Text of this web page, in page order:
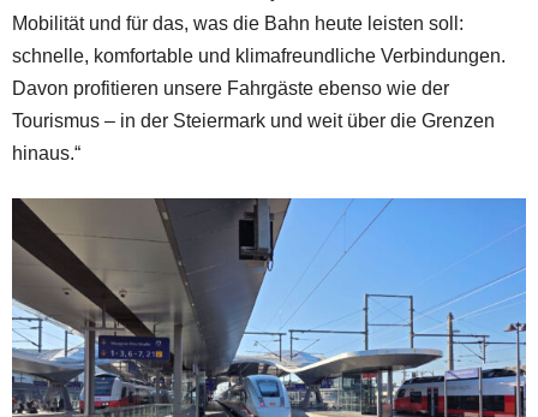
Mobilität und für das, was die Bahn heute leisten soll:
schnelle, komfortable und klimafreundliche Verbindungen.
Davon profitieren unsere Fahrgäste ebenso wie der
Tourismus – in der Steiermark und weit über die Grenzen
hinaus.“